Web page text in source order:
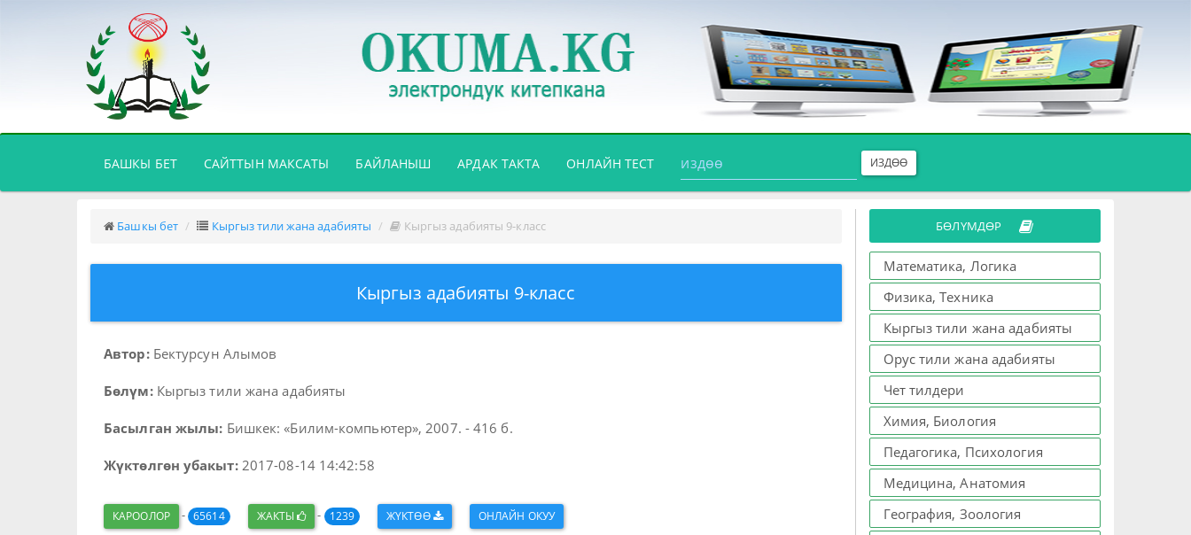
БАШКЫ БЕТ(CURRENT)
САЙТТЫН МАКСАТЫ БАЙЛАНЫШ АРДАК ТАКТА ОНЛАЙН ТЕСТ ИЗДӨӨ
Башкы бет Кыргыз тили жана адабияты Кыргыз адабияты 9-класс
Кыргыз адабияты 9-класс
Автор:Бектурсун Алымов
Бөлүм:Кыргыз тили жана адабияты
Басылган жылы: Бишкек: «Билим-компьютер», 2007. - 416 б.
Жүктөлгөн убакыт:2017-08-14 14:42:58
КАРООЛОР - 65614 ЖАКТЫ - 1239 ЖҮКТӨӨ ОНЛАЙН ОКУУ
БӨЛҮМДӨР
Математика, Логика
Физика, Техника
Кыргыз тили жана адабияты
Орус тили жана адабияты
Чет тилдери
Химия, Биология
Педагогика, Психология
Медицина, Анатомия
География, Зоология